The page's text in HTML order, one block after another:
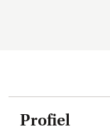
Profiel